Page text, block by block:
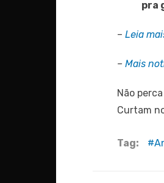
pra
– Leia
– Mais
Não
Curtam
Tag: